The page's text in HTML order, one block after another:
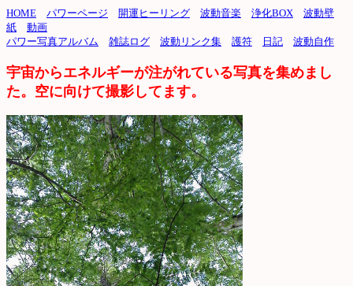
HOME パワーページ 開運ヒーリング 波動音楽 浄化BOX
波動壁
紙
動画
パワー写真アルバム
雑誌ログ 波動リンク集 護符 日記 波動自作
宇宙からエネルギーが注がれている写真を集めまし
た。空に向けて撮影してます。